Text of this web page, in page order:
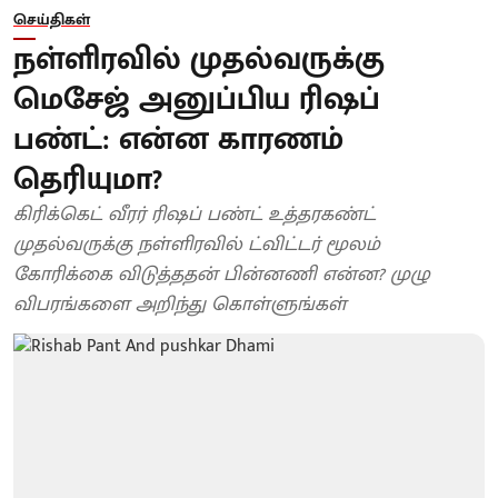
செய்திகள்
நள்ளிரவில் முதல்வருக்கு
மெசேஜ் அனுப்பிய ரிஷப்
பண்ட்: என்ன காரணம்
தெரியுமா?
கிரிக்கெட் வீரர் ரிஷப் பண்ட் உத்தரகண்ட்
முதல்வருக்கு நள்ளிரவில் ட்விட்டர் மூலம்
கோரிக்கை விடுத்ததன் பின்னணி என்ன? முழு
விபரங்களை அறிந்து கொள்ளுங்கள்